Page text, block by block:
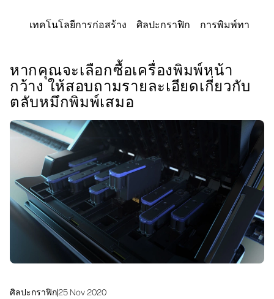
ติดต่อผู้เชี่ยวชาญ HP Latex
ติดต่อผู้เชี่ยวชาญ PrintOS
ติดตามเรา
linkedInfacebook
twitteryoutube
เครื่องพิมพ์ HP Stitch
HP PrintOS Production Hub
ความปลอดภัย
ทรัพยากร
บล็อก
เว็บบินาร์
คำรับรอง
โซลูชันเวิร์กโฟลว์
ความยั่งยืน
เทคโนโลยีการก่อสร้าง ศิลปะกราฟิก การพิมพ์ทางเท
หากคุณจะเลือกซื้อเครื่องพิมพ์หน้า
กว้าง ให้สอบถามรายละเอียดเกี่ยวกับ
ตลับหมึกพิมพ์เสมอ
ศิลปะกราฟิก|25 Nov 2020